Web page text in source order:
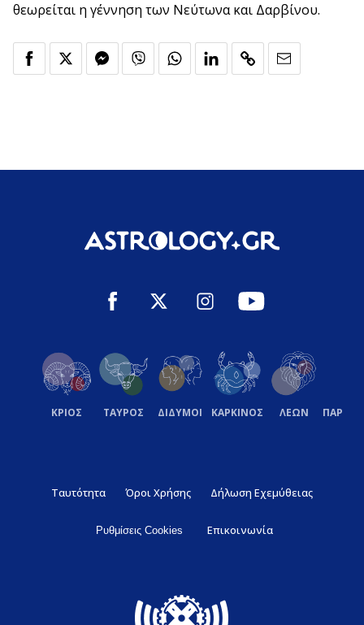
θεωρείται η γέννηση των Νεύτωνα και Δαρβίνου.
ΚΡΙΟΣ ΤΑΥΡΟΣ ΔΙΔΥΜΟΙ ΚΑΡΚΙΝΟΣ ΛΕΩΝ
Ταυτότητα Όροι Χρήσης Δήλωση Εχεμύθειας
Ρυθμίσεις Cookies Επικοινωνία